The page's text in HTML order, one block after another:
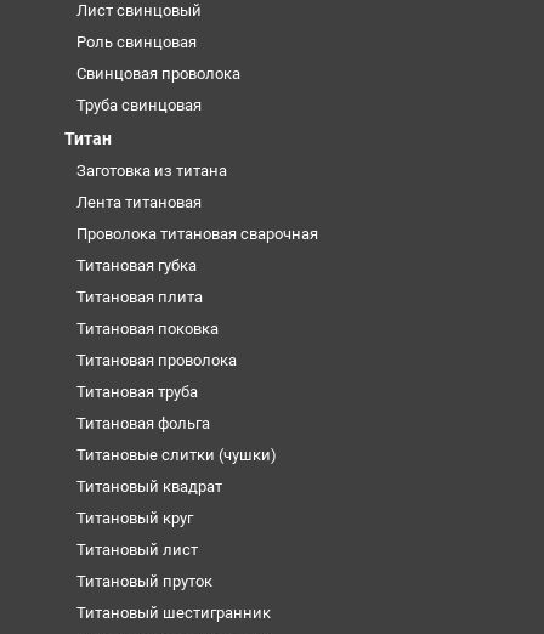
Лист свинцовый
Роль свинцовая
Свинцовая проволока
Труба свинцовая
Титан
Заготовка из титана
Лента титановая
Проволока титановая сварочная
Титановая губка
Титановая плита
Титановая поковка
Титановая проволока
Титановая труба
Титановая фольга
Титановые слитки (чушки)
Титановый квадрат
Титановый круг
Титановый лист
Титановый пруток
Титановый шестигранник